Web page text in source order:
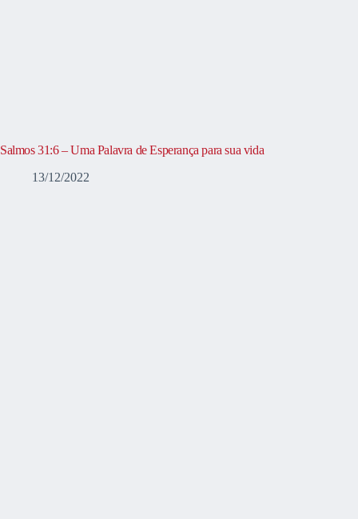
Salmos 31:6 – Uma Palavra de Esperança para sua vida
13/12/2022